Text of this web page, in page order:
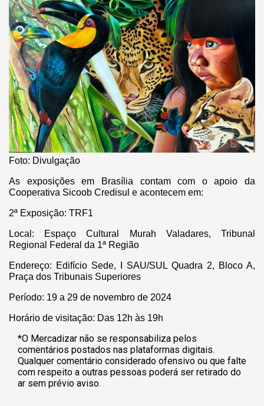
Foto: Divulgação
As exposições em Brasília contam com o apoio da
Cooperativa Sicoob Credisul e acontecem em:
2ª Exposição: TRF1
Local: Espaço Cultural Murah Valadares, Tribunal
Regional Federal da 1ª Região
Endereço: Edifício Sede, I SAU/SUL Quadra 2, Bloco A,
Praça dos Tribunais Superiores
Período: 19 a 29 de novembro de 2024
Horário de visitação: Das 12h às 19h
*O Mercadizar não se responsabiliza pelos
comentários postados nas plataformas digitais.
Qualquer comentário considerado ofensivo ou que falte
com respeito a outras pessoas poderá ser retirado do
ar sem prévio aviso.